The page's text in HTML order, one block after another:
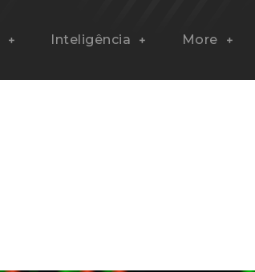
Inteligência More